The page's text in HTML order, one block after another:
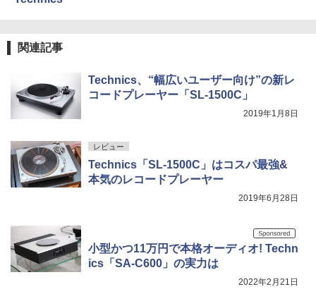
関連記事
Technics、“幅広いユーザー向け”の新レ
コードプレーヤー「SL-1500C」
2019年1月8日
レビュー
Technics「SL-1500C」はコスパ最強&
本気のレコードプレーヤー
2019年6月28日
小型かつ11万円で本格オーディオ! Techn
ics「SA-C600」の実力は
2022年2月21日